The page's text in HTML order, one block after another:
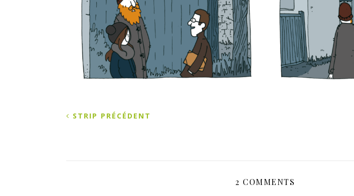
STRIP PRÉCÉDENT
2 COMMENTS